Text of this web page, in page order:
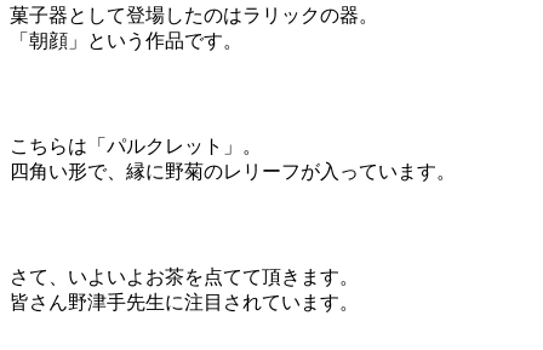
菓子器として登場したのはラリックの器。
「朝顔」という作品です。
こちらは「パルクレット」。
四角い形で、縁に野菊のレリーフが入っています。
さて、いよいよお茶を点てて頂きます。
皆さん野津手先生に注目されています。